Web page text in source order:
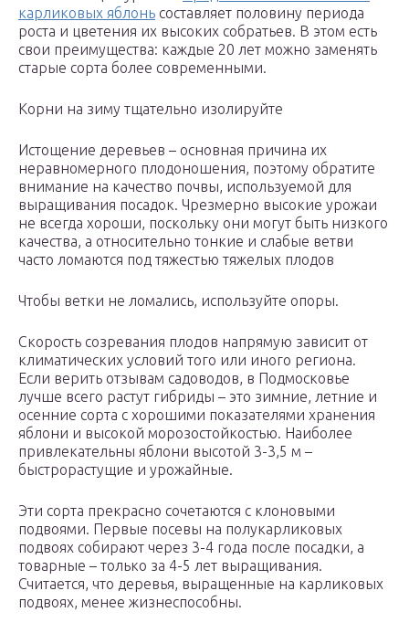
карликовых яблонь составляет половину периода
роста и цветения их высоких собратьев. В этом есть
свои преимущества: каждые 20 лет можно заменять
старые сорта более современными.
Корни на зиму тщательно изолируйте
Истощение деревьев – основная причина их
неравномерного плодоношения, поэтому обратите
внимание на качество почвы, используемой для
выращивания посадок. Чрезмерно высокие урожаи
не всегда хороши, поскольку они могут быть низкого
качества, а относительно тонкие и слабые ветви
часто ломаются под тяжестью тяжелых плодов
Чтобы ветки не ломались, используйте опоры.
Скорость созревания плодов напрямую зависит от
климатических условий того или иного региона.
Если верить отзывам садоводов, в Подмосковье
лучше всего растут гибриды – это зимние, летние и
осенние сорта с хорошими показателями хранения
яблони и высокой морозостойкостью. Наиболее
привлекательны яблони высотой 3-3,5 м –
быстрорастущие и урожайные.
Эти сорта прекрасно сочетаются с клоновыми
подвоями. Первые посевы на полукарликовых
подвоях собирают через 3-4 года после посадки, а
товарные – только за 4-5 лет выращивания.
Считается, что деревья, выращенные на карликовых
подвоях, менее жизнеспособны.